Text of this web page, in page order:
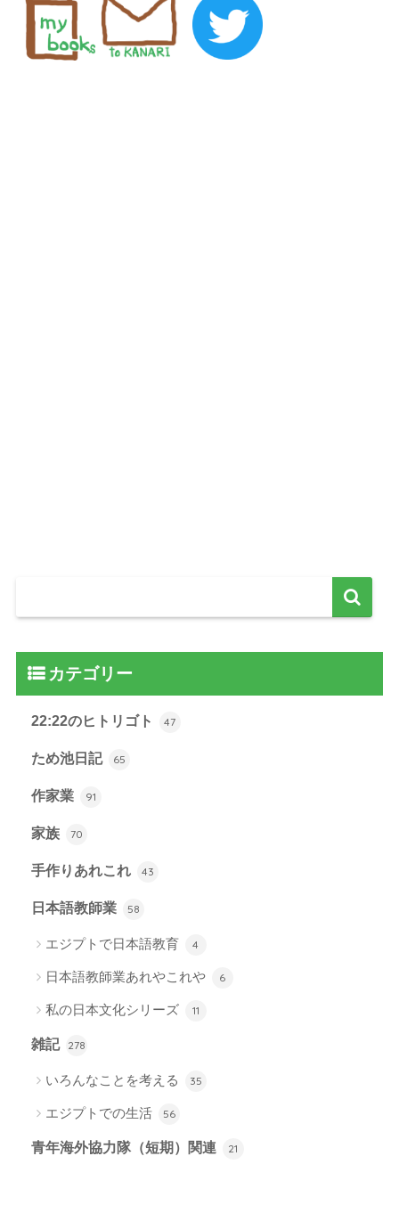
カテゴリー
22:22のヒトリゴト 47
ため池日記 65
作家業 91
家族 70
手作りあれこれ 43
日本語教師業 58
エジプトで日本語教育 4
日本語教師業あれやこれや 6
私の日本文化シリーズ 11
雑記 278
いろんなことを考える 35
エジプトでの生活 56
青年海外協力隊（短期）関連 21